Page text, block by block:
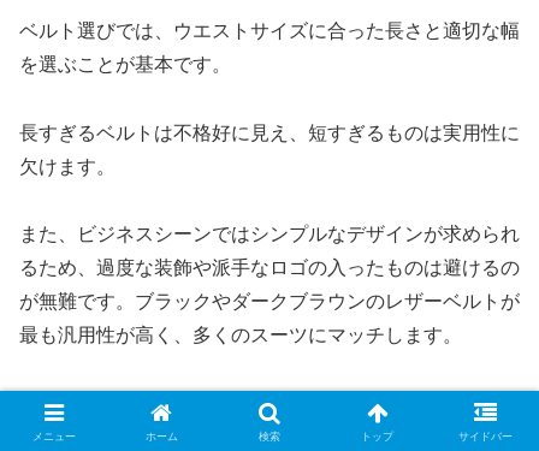
ベルト選びでは、ウエストサイズに合った長さと適切な幅
を選ぶことが基本です。
長すぎるベルトは不格好に見え、短すぎるものは実用性に
欠けます。
また、ビジネスシーンではシンプルなデザインが求められ
るため、過度な装飾や派手なロゴの入ったものは避けるの
が無難です。ブラックやダークブラウンのレザーベルトが
最も汎用性が高く、多くのスーツにマッチします。
さらに、ベルトの正しい締め方を理解することで、快適な
着用感を得ることができるだけでなく、見た目のバランス
メニュー ホーム 検索 トップ サイドバー